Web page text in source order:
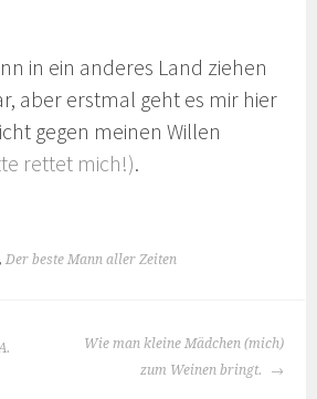
in ein anderes Land ziehen
aber erstmal geht es mir hier
gegen meinen Willen
rettet mich!).
, Der beste Mann aller Zeiten
Wie man kleine Mädchen (mich)
zum Weinen bringt.